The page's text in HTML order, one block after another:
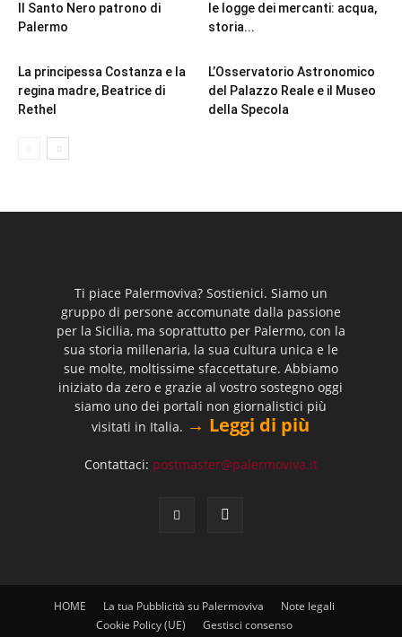
Il Santo Nero patrono di
Palermo
le logge dei mercanti: acqua,
storia...
La principessa Costanza e la
regina madre, Beatrice di
Rethel
L’Osservatorio Astronomico
del Palazzo Reale e il Museo
della Specola
Ti piace Palermoviva? Sostienici. Siamo un
gruppo di persone accomunate dalla passione
per la Sicilia, ma soprattutto per Palermo, con la
sua storia millenaria, la sua cultura unica e le
sue molte, moltissime sfaccettature. Abbiamo
iniziato da zero e grazie al vostro sostegno oggi
siamo uno dei portali non giornalistici più
visitati in Italia. → Leggi di più
Contattaci: postmaster@palermoviva.it
HOME La tua Pubblicità su Palermoviva
Note legali
Cookie Policy (UE)
Gestisci consenso